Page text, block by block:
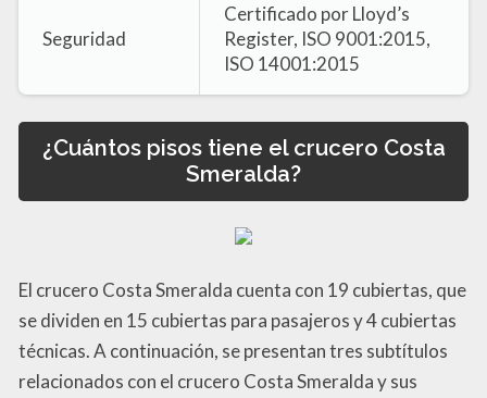
Seguridad
Certificado por Lloyd’s
Register, ISO 9001:2015,
ISO 14001:2015
¿Cuántos pisos tiene el crucero Costa
Smeralda?
El crucero Costa Smeralda cuenta con 19 cubiertas, que
se dividen en 15 cubiertas para pasajeros y 4 cubiertas
técnicas. A continuación, se presentan tres subtítulos
relacionados con el crucero Costa Smeralda y sus